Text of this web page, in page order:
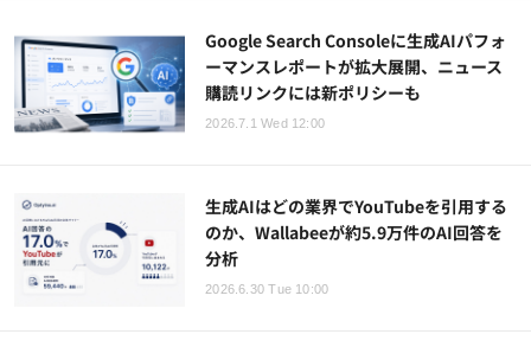
Google Search Consoleに生成AIパフォ
ーマンスレポートが拡大展開、ニュース
購読リンクには新ポリシーも
2026.7.1 Wed 12:00
生成AIはどの業界でYouTubeを引用する
のか、Wallabeeが約5.9万件のAI回答を
分析
2026.6.30 Tue 10:00